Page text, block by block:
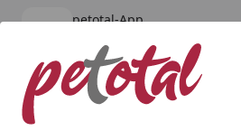
petotal-App
kostenlos - Im App Store
Alle Produkte
Mein Konto